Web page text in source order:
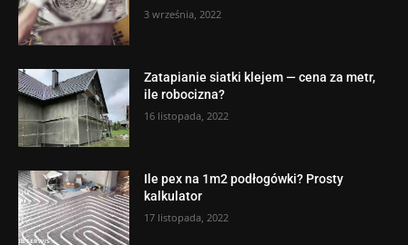
3 września, 2022
Zatapianie siatki klejem — cena za metr,
ile robocizna?
16 listopada, 2022
Ile pex na 1m2 podłogówki? Prosty
kalkulator
17 listopada, 2022